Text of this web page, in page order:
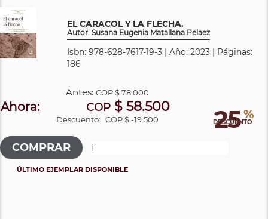
EL CARACOL Y LA FLECHA.
Autor: Susana Eugenia Matallana Pelaez
Isbn: 978-628-7617-19-3 | Año: 2023 | Páginas:
186
25 %
DESCUENTO
Antes: COP$ 78.000
Ahora: COP $ 58.500
Descuento: COP $ -19.500
ÚLTIMO EJEMPLAR DISPONIBLE